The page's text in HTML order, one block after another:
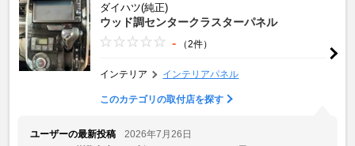
ダイハツ(純正)
ウッド調センタークラスターパネル
- （2件）
インテリア インテリアパネル
このカテゴリの取付店を探す
ユーザーの最新投稿
2026年7月26日